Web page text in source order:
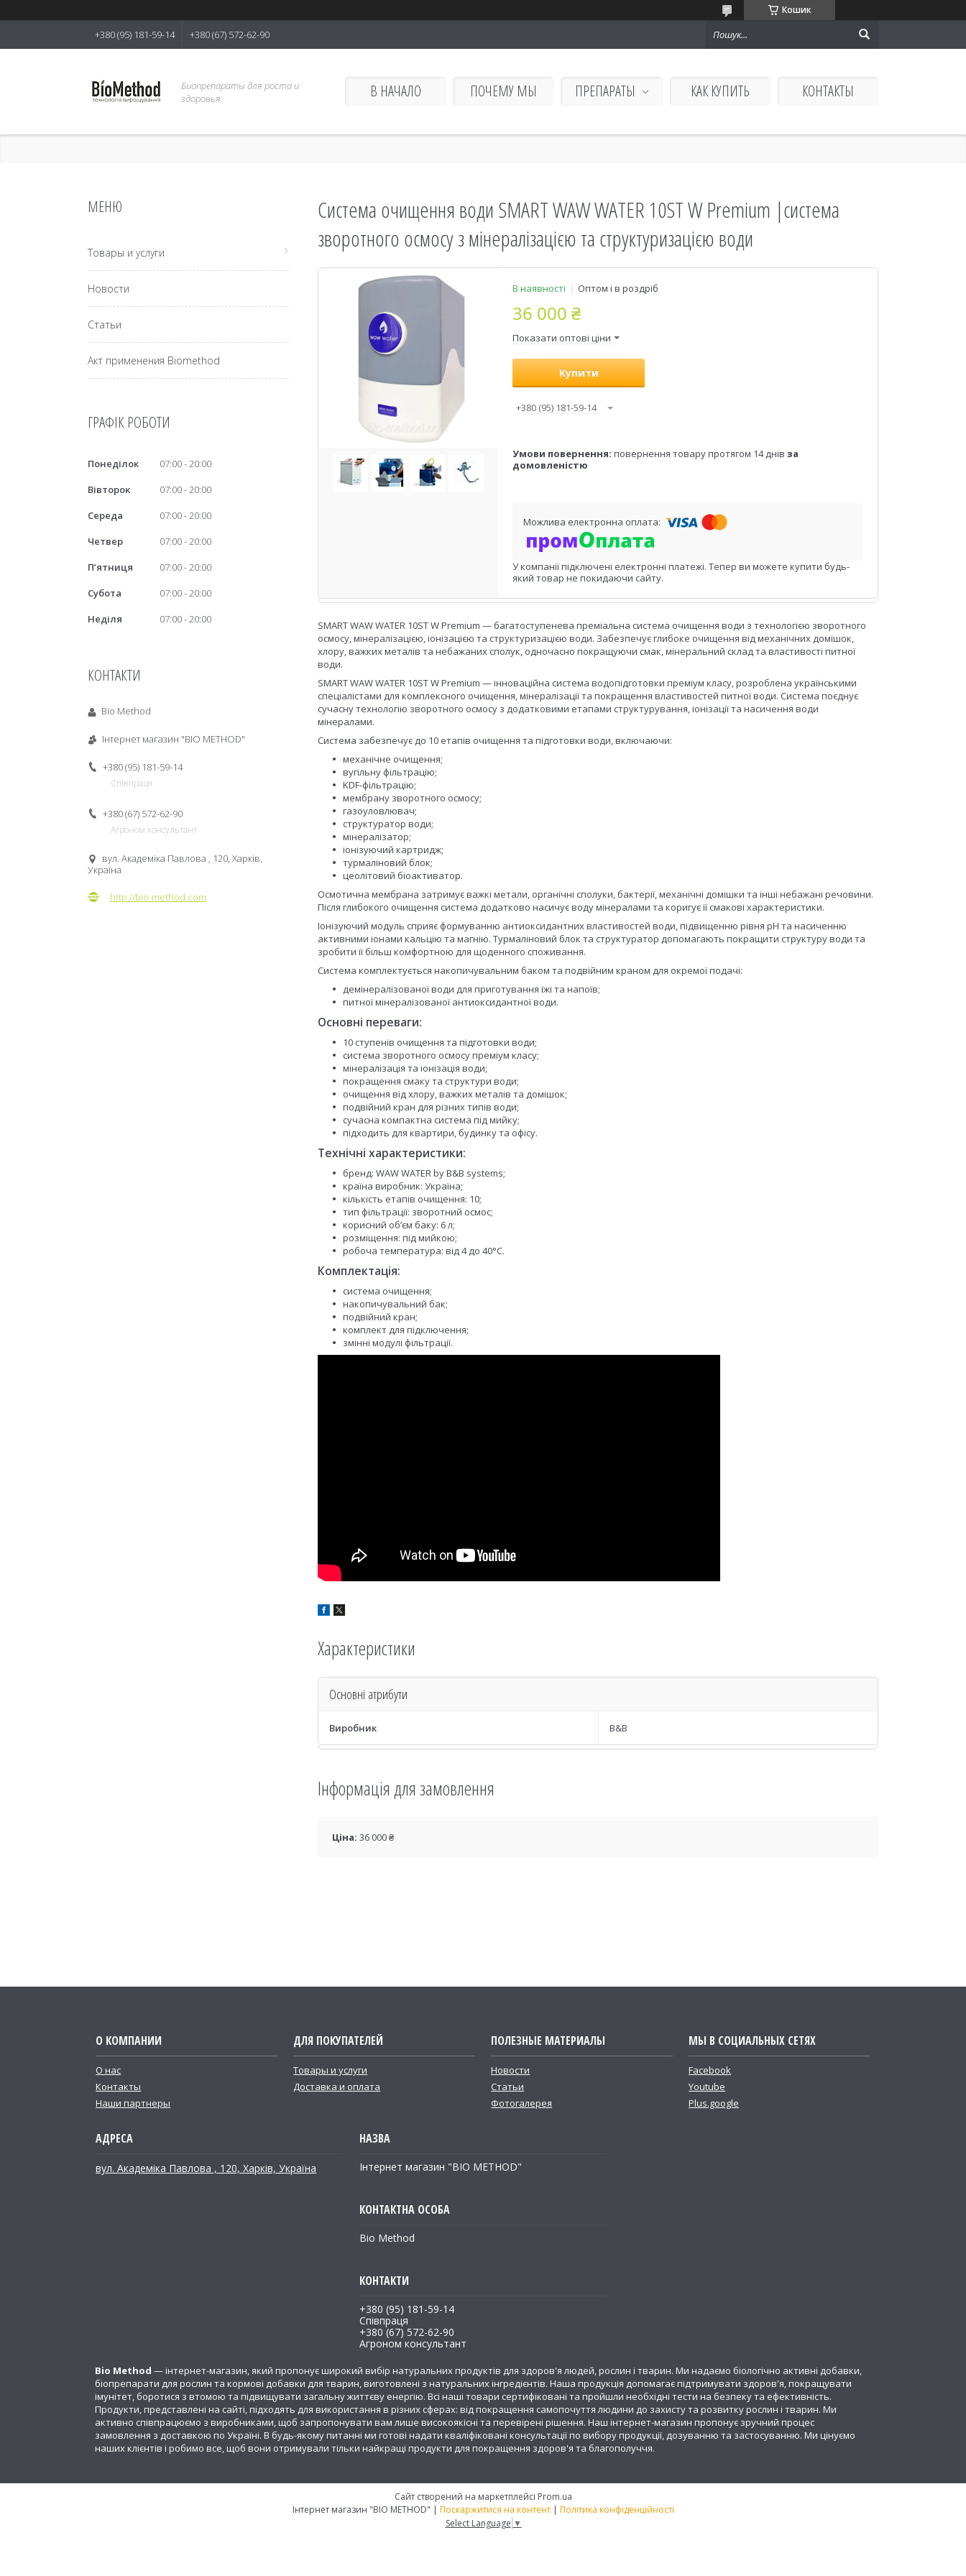
Кошик
+380 (95) 181-59-14 +380 (67) 572-62-90
Биопрепараты для роста и
здоровья.
В НАЧАЛО ПОЧЕМУ МЫ ПРЕПАРАТЫ КАК КУПИТЬ КОНТАКТЫ
Система очищення води SMART WAW WATER 10ST W Premium |система
зворотного осмосу з мінералізацією та структуризацією води
В наявності Оптом і в роздріб
36 000 ₴
Показати оптові ціни
Купити
+380 (95) 181-59-14
повернення товару протягом 14 днів за
домовленістю
У компанії підключені електронні платежі. Тепер ви можете купити будь-
який товар не покидаючи сайту.
SMART WAW WATER 10ST W Premium — багатоступенева преміальна система очищення води з технологією зворотного
осмосу, мінералізацією, іонізацією та структуризацією води. Забезпечує глибоке очищення від механічних домішок,
хлору, важких металів та небажаних сполук, одночасно покращуючи смак, мінеральний склад та властивості питної
води.
SMART WAW WATER 10ST W Premium — інноваційна система водопідготовки преміум класу, розроблена українськими
спеціалістами для комплексного очищення, мінералізації та покращення властивостей питної води. Система поєднує
сучасну технологію зворотного осмосу з додатковими етапами структурування, іонізації та насичення води
мінералами.
Система забезпечує до 10 етапів очищення та підготовки води, включаючи:
механічне очищення;
вугільну фільтрацію;
KDF-фільтрацію;
мембрану зворотного осмосу;
газоуловлювач;
структуратор води;
мінералізатор;
іонізуючий картридж;
турмаліновий блок;
цеолітовий біоактиватор.
Осмотична мембрана затримує важкі метали, органічні сполуки, бактерії, механічні домішки та інші небажані речовини.
Після глибокого очищення система додатково насичує воду мінералами та коригує її смакові характеристики.
Іонізуючий модуль сприяє формуванню антиоксидантних властивостей води, підвищенню рівня pH та насиченню
активними іонами кальцію та магнію. Турмаліновий блок та структуратор допомагають покращити структуру води та
зробити її більш комфортною для щоденного споживання.
Система комплектується накопичувальним баком та подвійним краном для окремої подачі:
демінералізованої води для приготування їжі та напоїв;
питної мінералізованої антиоксидантної води.
Основні переваги:
10 ступенів очищення та підготовки води;
система зворотного осмосу преміум класу;
мінералізація та іонізація води;
покращення смаку та структури води;
очищення від хлору, важких металів та домішок;
подвійний кран для різних типів води;
сучасна компактна система під мийку;
підходить для квартири, будинку та офісу.
Технічні характеристики:
бренд: WAW WATER by B&B systems;
країна виробник: Україна;
кількість етапів очищення: 10;
тип фільтрації: зворотний осмос;
корисний об’єм баку: 6 л;
розміщення: під мийкою;
робоча температура: від 4 до 40°C.
Комплектація:
система очищення;
накопичувальний бак;
подвійний кран;
комплект для підключення;
змінні модулі фільтрації.
Характеристики
Основні атрибути
Виробник B&B
Інформація для замовлення
Ціна: 36 000 ₴
Товары и услуги
Новости
Статьи
Акт применения Biomethod
ГРАФІК РОБОТИ
Понеділок 07:00 20:00
Вівторок
07:00 20:00
Середа
07:00 20:00
Четвер
07:00 20:00
Пʼятниця
07:00 20:00
Субота
07:00 20:00
Неділя
07:00 20:00
КОНТАКТИ
Bio Method
Інтернет магазин "BIO METHOD"
+380 (95) 181-59-14
Співпраця
+380 (67) 572-62-90
Агроном консультант
вул. Академіка Павлова , 120, Харків,
Україна
http://bio-method.com
О КОМПАНИИ
О нас
Контакты
Наши партнеры
ДЛЯ ПОКУПАТЕЛЕЙ
Товары и услуги
Доставка и оплата
ПОЛЕЗНЫЕ МАТЕРИАЛЫ
Новости
Статьи
Фотогалерея
МЫ В СОЦИАЛЬНЫХ СЕТЯХ
Facebook
Youtube
Plus.google
вул. Академіка Павлова , 120, Харків, Україна Інтернет магазин "BIO METHOD"
Bio Method
+380 (95) 181-59-14
Співпраця
+380 (67) 572-62-90
Агроном консультант
Bio Method — інтернет-магазин, який пропонує широкий вибір натуральних продуктів для здоров'я людей, рослин і тварин. Ми надаємо біологічно активні добавки,
біопрепарати для рослин та кормові добавки для тварин, виготовлені з натуральних інгредієнтів. Наша продукція допомагає підтримувати здоров'я, покращувати
імунітет, боротися з втомою та підвищувати загальну життєву енергію. Всі наші товари сертифіковані та пройшли необхідні тести на безпеку та ефективність.
Продукти, представлені на сайті, підходять для використання в різних сферах: від покращення самопочуття людини до захисту та розвитку рослин і тварин. Ми
активно співпрацюємо з виробниками, щоб запропонувати вам лише високоякісні та перевірені рішення. Наш інтернет-магазин пропонує зручний процес
замовлення з доставкою по Україні. В будь-якому питанні ми готові надати кваліфіковані консультації по вибору продукції, дозуванню та застосуванню. Ми цінуємо
наших клієнтів і робимо все, щоб вони отримували тільки найкращі продукти для покращення здоров'я та благополуччя.
Сайт створений на маркетплейсі Prom.ua
Інтернет магазин "BIO METHOD" | Поскаржитися на контент | Політика конфіденційності
Select Language ▼